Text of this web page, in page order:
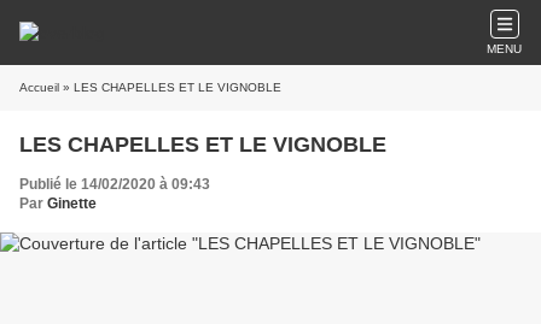
MENU
Accueil » LES CHAPELLES ET LE VIGNOBLE
LES CHAPELLES ET LE VIGNOBLE
Publié le 14/02/2020 à 09:43
Par Ginette